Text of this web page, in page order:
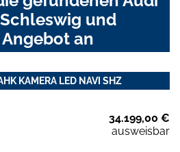
und
an
KAMERA LED NAVI SHZ
34.199,00 €
ausweisbar